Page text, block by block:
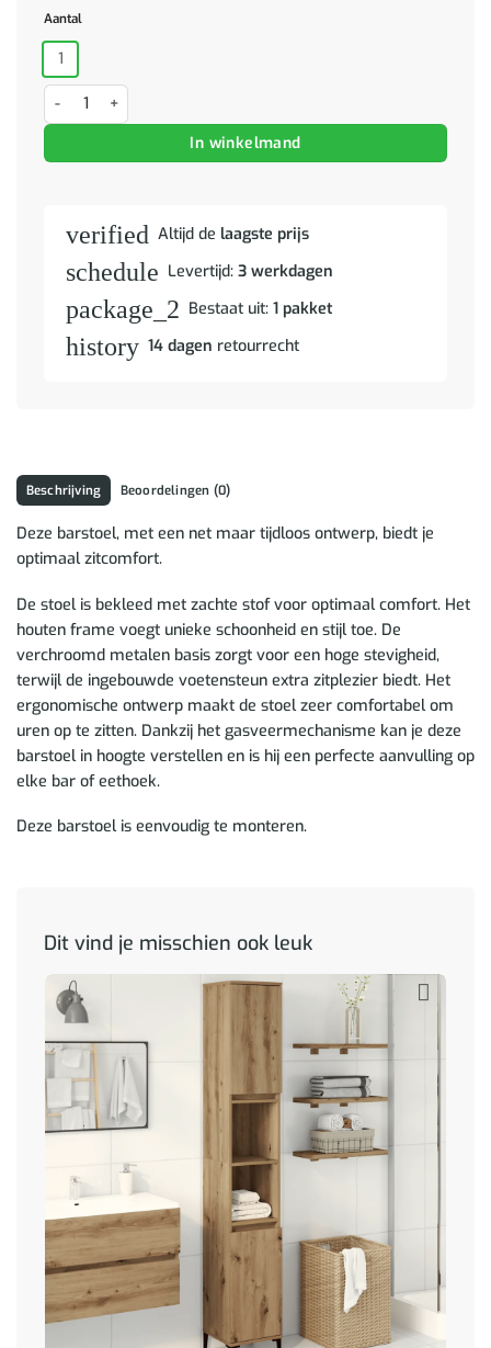
Aantal
1
Barkruk stof grijs aantal
In winkelmand
verified Altijd de laagste prijs
schedule Levertijd: 3 werkdagen
package_2 Bestaat uit: 1 pakket
history 14 dagen retourrecht
Beschrijving Beoordelingen (0)
Deze barstoel, met een net maar tijdloos ontwerp, biedt je
optimaal zitcomfort.
De stoel is bekleed met zachte stof voor optimaal comfort. Het
houten frame voegt unieke schoonheid en stijl toe. De
verchroomd metalen basis zorgt voor een hoge stevigheid,
terwijl de ingebouwde voetensteun extra zitplezier biedt. Het
ergonomische ontwerp maakt de stoel zeer comfortabel om
uren op te zitten. Dankzij het gasveermechanisme kan je deze
barstoel in hoogte verstellen en is hij een perfecte aanvulling op
elke bar of eethoek.
Deze barstoel is eenvoudig te monteren.
Dit vind je misschien ook leuk